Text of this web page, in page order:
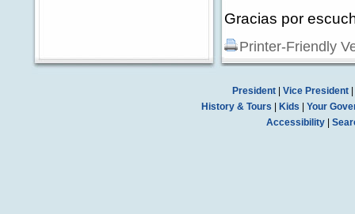
Gracias por
Printer-Friendly
President| Vice President|
History & Tours
Kids
Your
Accessibility